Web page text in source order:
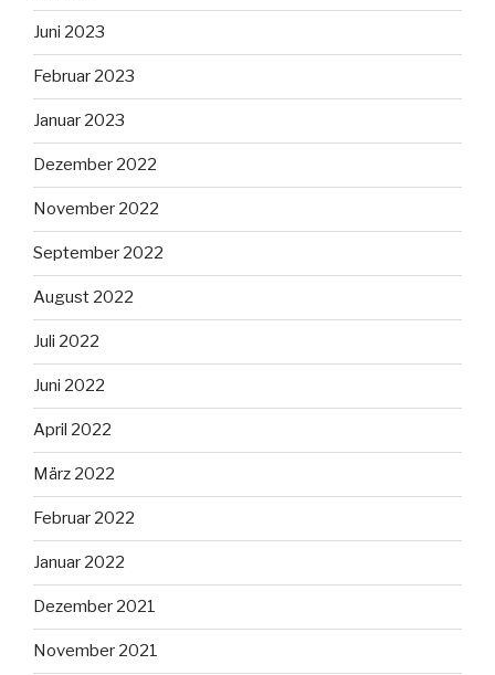
Juni 2023
Februar 2023
Januar 2023
Dezember 2022
November 2022
September 2022
August 2022
Juli 2022
Juni 2022
April 2022
März 2022
Februar 2022
Januar 2022
Dezember 2021
November 2021